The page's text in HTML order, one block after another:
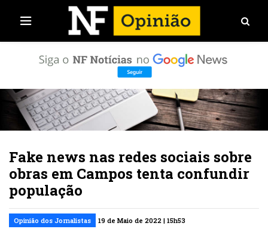
Fake news nas redes sociais sobre
obras em Campos tenta confundir
população
Opinião dos Jornalistas 19 de Maio de 2022 | 15h53